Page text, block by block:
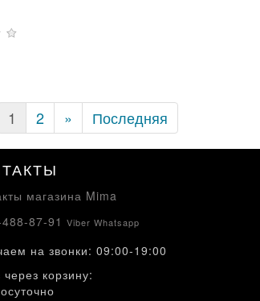
1 (current)
2 » Последняя
магазина Mima
87-91 Viber Whatsapp
на звонки: 09:00-19:00
через корзину: